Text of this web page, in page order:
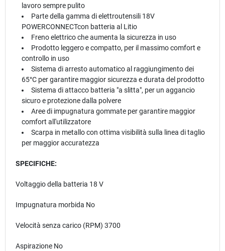
lavoro sempre pulito
Parte della gamma di elettroutensili 18V
POWERCONNECTcon batteria al Litio
Freno elettrico che aumenta la sicurezza in uso
Prodotto leggero e compatto, per il massimo comfort e
controllo in uso
Sistema di arresto automatico al raggiungimento dei
65°C per garantire maggior sicurezza e durata del prodotto
Sistema di attacco batteria "a slitta", per un aggancio
sicuro e protezione dalla polvere
Aree di impugnatura gommate per garantire maggior
comfort all'utilizzatore
Scarpa in metallo con ottima visibilità sulla linea di taglio
per maggior accuratezza
SPECIFICHE:
Voltaggio della batteria 18 V
Impugnatura morbida No
Velocità senza carico (RPM) 3700
Aspirazione No